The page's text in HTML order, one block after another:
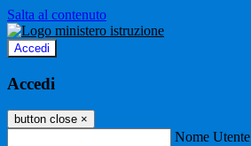
Salta al contenuto
Accedi
Accedi
button close ×
Nome Utente